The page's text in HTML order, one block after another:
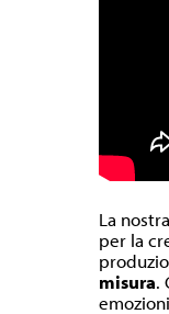
La
per la
misura.